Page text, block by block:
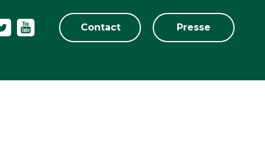
Contact Presse